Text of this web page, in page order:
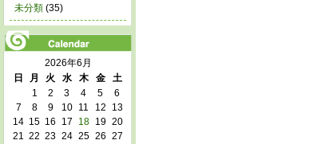
未分類 (35)
2026年6月
日
月 火 水 木 金
土
1
2 3 4 5
6
7
8 9 10 11 12
13
14 15 16 17 18 19 20
21 22 23 24 25 26 27